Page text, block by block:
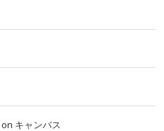
on キャンバス